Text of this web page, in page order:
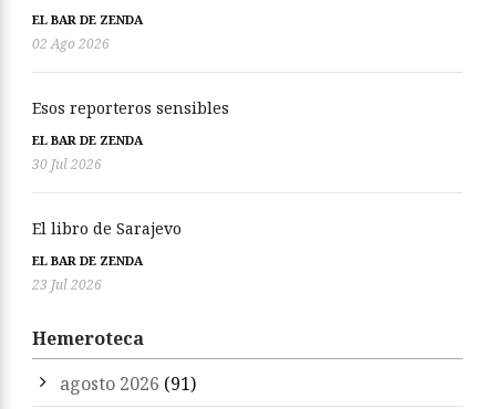
EL BAR DE ZENDA
02 Ago 2026
Esos reporteros sensibles
EL BAR DE ZENDA
30 Jul 2026
El libro de Sarajevo
EL BAR DE ZENDA
23 Jul 2026
Hemeroteca
agosto 2026 (91)